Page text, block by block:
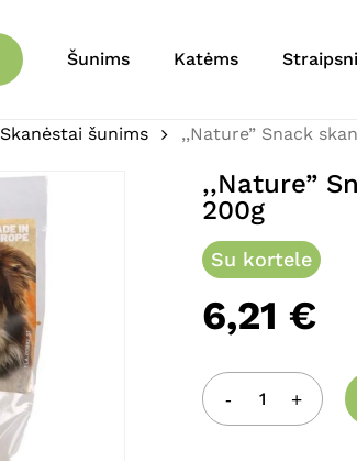
Šunims Katėms
Skanėstai šunims ,,Nature” Snack
,,Nature”
200g
Su kortele
6,21 €
Būkite
El. pašto
Jūsų
Jūsų